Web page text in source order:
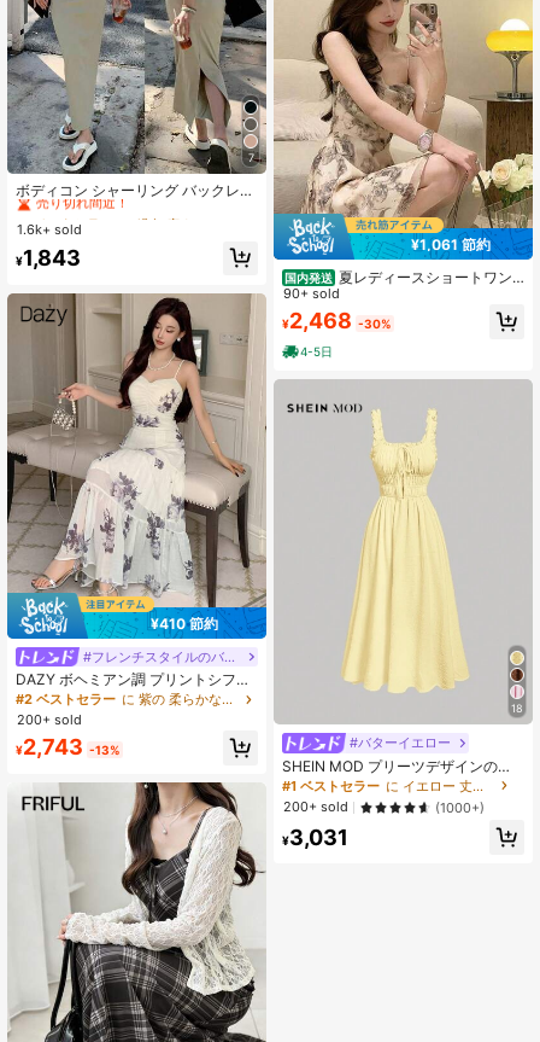
7
ボディコン シャーリング バックレス
ホロー アウト スパゲッティストラッ
プ ドレス 女性用 エレガント サマー
#1 ベストセラー
に 緑色 床まで届く丈のドレス
売り切れ間近！
#1 ベストセラー
売り切れ間近！
#1 ベストセラー
売り切れ間近！
#1 ベストセラー
売り切れ間近！
1.6k+ sold
¥1,843
¥410 節約
#フレンチスタイルのバケーションドレス
DAZY ボヘミアン調 プリントシフォ
ン スパゲッティストラップ ドレス、
誕生日、新年イブ フローラルプロム
ドレス サンドレス エレガントな女性
ドレス イースター
#2 ベストセラー
に 紫の 柔らかなミディアム丈ドレス
200+ sold
¥2,743 -13%
¥1,061 節約
国内発送 夏レディースショートワン
ピース フレンチ個性的 A ラインスカ
ート 水墨プリントキャミタイプ ウエ
ストマーク純欲風高級感デザイン
90+ sold
¥2,468 -30%
4-5日
18
#バターイエロー
SHEIN MOD プリーツデザインのシ
ンプルな無地ワンピース、女性の普
段着に適しています
#1 ベストセラー
に イエロー 丈の長いドレス
200+ sold
(1000+)
¥3,031